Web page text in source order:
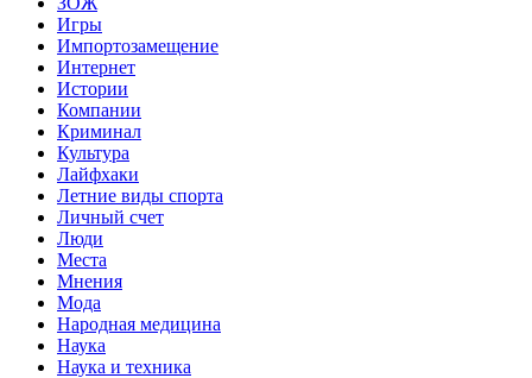
Игры
Импортозамещение
Интернет
Истории
Компании
Криминал
Культура
Лайфхаки
Летние виды спорта
Личный счет
Люди
Места
Мнения
Мода
Народная медицина
Наука
Наука и техника